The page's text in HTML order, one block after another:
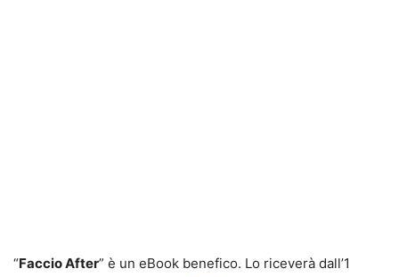
“Faccio After” è un eBook benefico. Lo riceverà dall’1